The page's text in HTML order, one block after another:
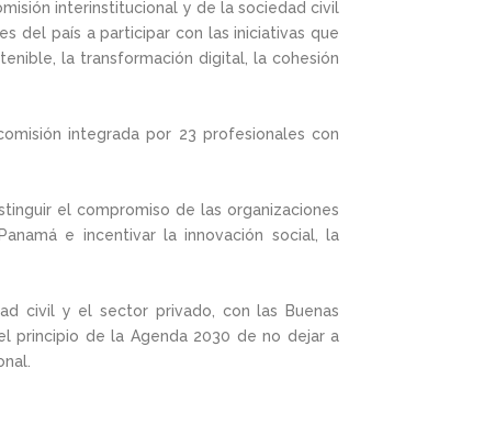
interinstitucional y de la sociedad civil
del país a participar con las iniciativas que
la transformación digital, la cohesión
integrada por 23 profesionales con
el compromiso de las organizaciones
e incentivar la innovación social, la
civil y el sector privado, con las Buenas
principio de la Agenda 2030 de no dejar a